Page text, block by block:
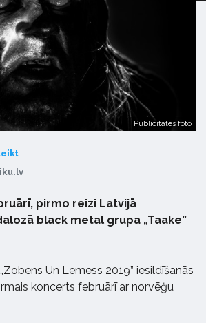
Publicitātes foto
pirmo reizi Latvijā
black metal grupa „Taake”
Un Lemess 2019” iesildīšanās
koncerts februārī ar norvēģu